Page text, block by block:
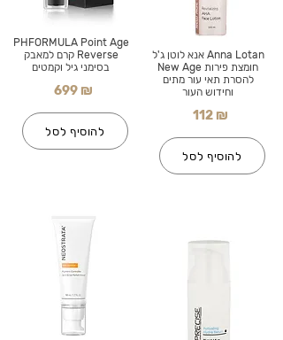
PHFORMULA Point Age
Reverse קרם למאבק
בסימני גיל וקמטים
699 ₪
להוסיף לסל
Anna Lotan אנא לוטן ג'ל
חומצת פירות New Age
להסרת תאי עור מתים
וחידוש העור
112 ₪
להוסיף לסל